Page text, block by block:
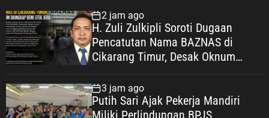
2 jam ago
H. Zuli Zulkipli Soroti Dugaan
Pencatutan Nama BAZNAS di
Cikarang Timur, Desak Oknum
3 jam ago
Putih Sari Ajak Pekerja Mandiri
Miliki Perlindungan BPJS